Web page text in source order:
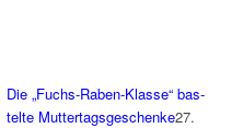
Die „Fuchs-Raben-Klas­se“ bas­
tel­te Muttertagsgeschenke27.